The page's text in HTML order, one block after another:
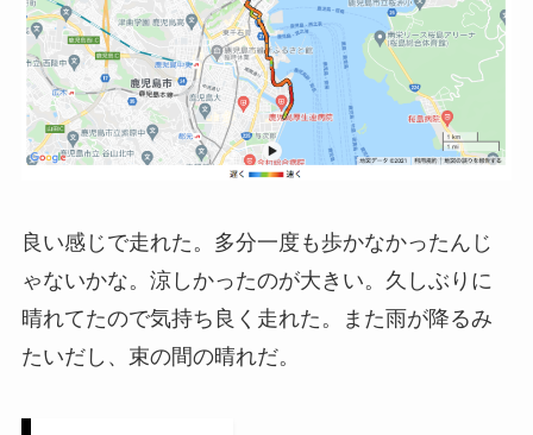
良い感じで走れた。多分一度も歩かなかったんじ
ゃないかな。涼しかったのが大きい。久しぶりに
晴れてたので気持ち良く走れた。また雨が降るみ
たいだし、束の間の晴れだ。